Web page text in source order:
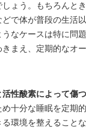
ょう。もちろんと
で体が普段の生活
なケースは特に問
まえ、定期的なオ
性酸素によって傷
め十分な睡眠を定期
環境を整えること